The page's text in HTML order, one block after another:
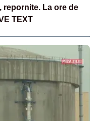
La ore de
TEXT